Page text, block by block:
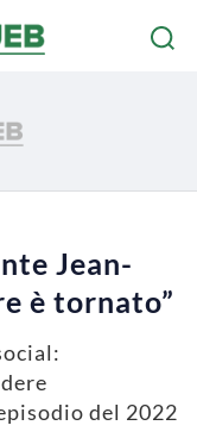
Jean-
è tornato”
del 2022